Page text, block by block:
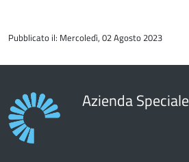
del
Pubblicato il: Mercoledì, 02 Agosto 2023
Azienda